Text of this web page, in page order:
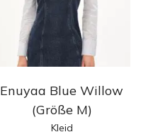
Enuyaa Blue Willow
(Größe M)
Kleid